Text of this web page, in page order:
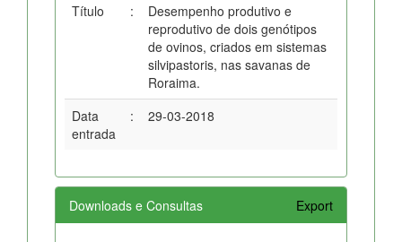
Título :
Desempenho produtivo e
reprodutivo de dois genótipos
de ovinos, criados em sistemas
silvipastoris, nas savanas de
Roraima.
Data
entrada
: 29-03-2018
Downloads e Consultas Export